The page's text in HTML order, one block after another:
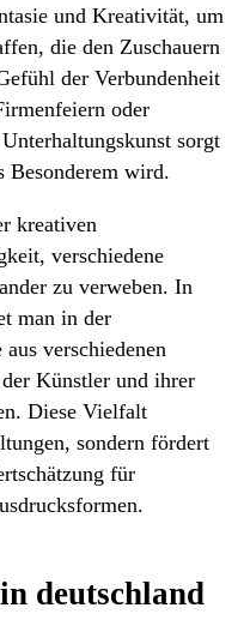
und Kreativität, um
die den Zuschauern
der Verbundenheit
oder
sorgt
Besonderem wird.
kreativen
verschiedene
zu verweben. In
man in der
verschiedenen
Künstler und ihrer
Diese Vielfalt
sondern fördert
für
deutschland